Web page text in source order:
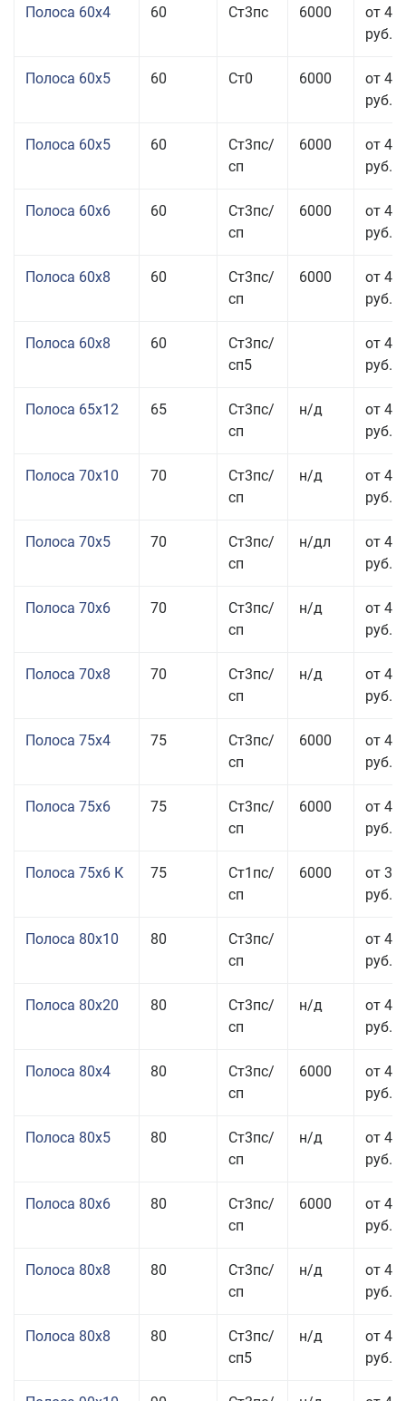
Полоса 60x4 60 Ст3пс 6000
от 45
руб.
Полоса 60x5 60 Ст0 6000
от 43
руб.
Полоса 60x5 60
Ст3пс/
сп
6000
от 43
руб.
Полоса 60x6 60
Ст3пс/
сп
6000
от 42
руб.
Полоса 60x8 60
Ст3пс/
сп
6000
от 42
руб.
Полоса 60x8 60
Ст3пс/
сп5
от 42
руб.
Полоса 65x12 65
Ст3пс/
сп
н/д
от 42
руб.
Полоса 70x10 70
Ст3пс/
сп
н/д
от 42
руб.
Полоса 70x5 70
Ст3пс/
сп
н/дл
от 43
руб.
Полоса 70x6 70
Ст3пс/
сп
н/д
от 42
руб.
Полоса 70x8 70
Ст3пс/
сп
н/д
от 43
руб.
Полоса 75x4 75
Ст3пс/
сп
6000
от 41
руб.
Полоса 75x6 75
Ст3пс/
сп
6000
от 42
руб.
Полоса 75x6 К 75
Ст1пс/
сп
6000
от 35
руб.
Полоса 80x10 80
Ст3пс/
сп
от 42
руб.
Полоса 80x20 80
Ст3пс/
сп
н/д
от 49
руб.
Полоса 80x4 80
Ст3пс/
сп
6000
от 42
руб.
Полоса 80x5 80
Ст3пс/
сп
н/д
от 43
руб.
Полоса 80x6 80
Ст3пс/
сп
6000
от 42
руб.
Полоса 80x8 80
Ст3пс/
сп
н/д
от 41
руб.
Полоса 80x8 80
Ст3пс/
сп5
н/д
от 41
руб.